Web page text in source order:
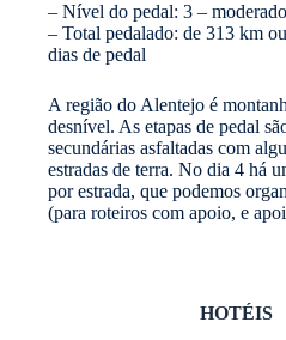
– Nível do pedal: 3 – moderado
– Total pedalado: de 313 km
dias de pedal
A região do Alentejo é
desnível. As etapas de pedal
secundárias asfaltadas com
estradas de terra. No dia 4 há
por estrada, que podemos
(para roteiros com apoio, e
HOTÉIS